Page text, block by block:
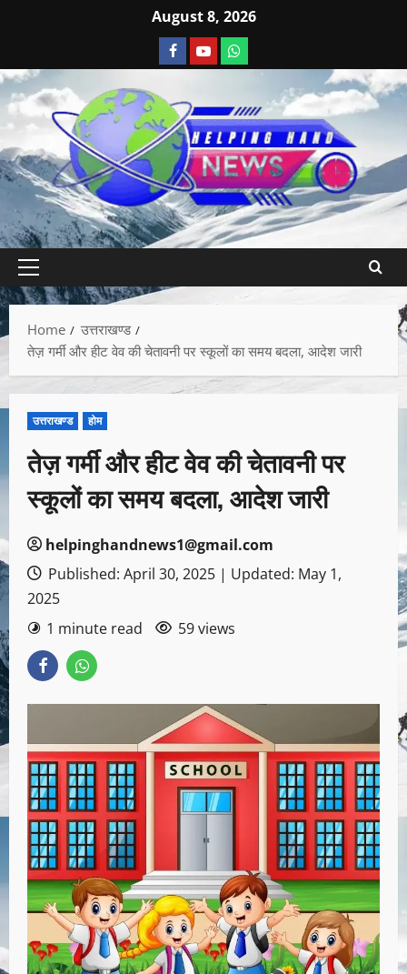
August 8, 2026
Home
उत्तराखण्ड
तेज़ गर्मी और हीट वेव की चेतावनी पर स्कूलों का समय बदला, आदेश जारी
उत्तराखण्ड होम
तेज़ गर्मी और हीट वेव की चेतावनी पर
स्कूलों का समय बदला, आदेश जारी
helpinghandnews1@gmail.com
Published: April 30, 2025 | Updated: May 1,
2025
1 minute read
59 views